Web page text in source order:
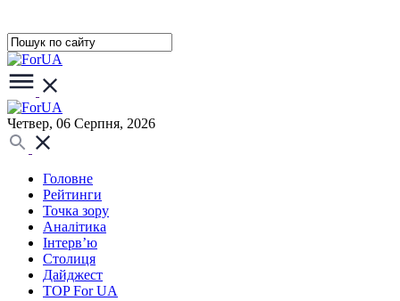
Четвер, 06 Серпня, 2026
Головне
Рейтинги
Точка зору
Аналітика
Інтерв’ю
Столиця
Дайджест
TOP For UA